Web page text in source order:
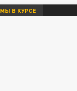
МЫ В КУРСЕ